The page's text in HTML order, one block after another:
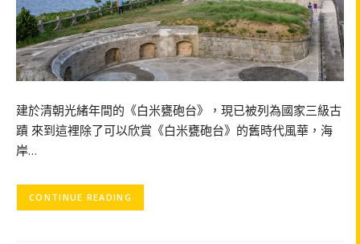
建於清朝光緒年間的《白米甕砲台》，現已被列為國家三級古
蹟 來到這裡除了可以欣賞《白米甕砲台》的舊時代風華，海
岸…
CONTINUE READING